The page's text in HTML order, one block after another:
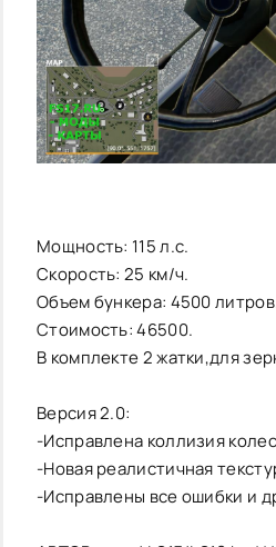
Мощность: 115 л.с.
Скорость: 25 км/ч.
Объем бункера: 4500
Стоимость: 46500.
В комплекте 2 жатки,для
Версия 2.0:
-Исправлена коллизия
-Новая реалистичная
-Исправлены все ошибки и